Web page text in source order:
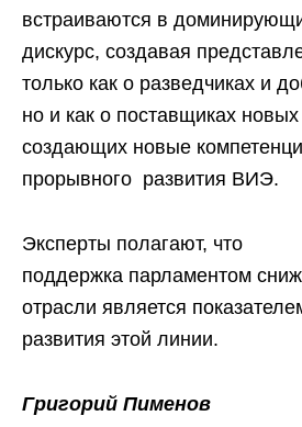
встраиваются в
дискурс, создавая
только как о разведчиках и
но и как о поставщиках новых
создающих новые
прорывного развития ВИЭ.
Эксперты полагают, что
поддержка парламентом
отрасли является
развития этой линии.
Григорий Пименов